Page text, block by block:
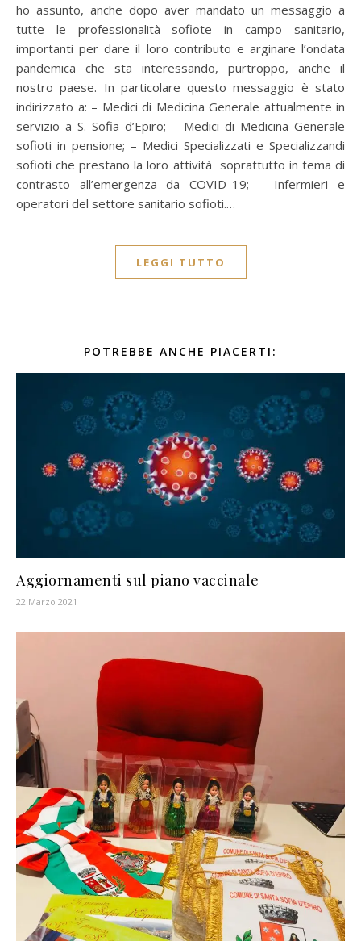
ho assunto, anche dopo aver mandato un messaggio a
tutte le professionalità sofiote in campo sanitario,
importanti per dare il loro contributo e arginare l’ondata
pandemica che sta interessando, purtroppo, anche il
nostro paese. In particolare questo messaggio è stato
indirizzato a: – Medici di Medicina Generale attualmente in
servizio a S. Sofia d’Epiro; – Medici di Medicina Generale
sofioti in pensione; – Medici Specializzati e Specializzandi
sofioti che prestano la loro attività soprattutto in tema di
contrasto all’emergenza da COVID_19; – Infermieri e
operatori del settore sanitario sofioti.…
LEGGI TUTTO
POTREBBE ANCHE PIACERTI:
Aggiornamenti sul piano vaccinale
22 Marzo 2021